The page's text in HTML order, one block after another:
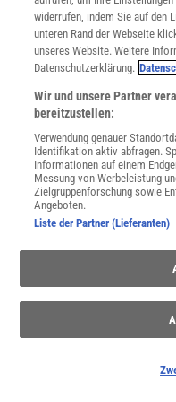
Synthetische Biologie| »Wir
Natur nie erreicht hat«
Ticktack| Erste Atomkernuhr
»Die dunkle Seite des
Phasenübergang|
Wasser in 2D|
chaotisch
Mathematik der
Problem – Mensch oder KI?
widerrufen, indem Sie auf den
unteren Rand der Webseite
unseres Website. Weitere
Datenschutzerklärung.
Wir und unsere Partner
bereitzustellen:
Verwendung genauer
Identifikation aktiv abfragen.
Informationen auf einem
Messung von Werbeleistung
Zielgruppenforschung sowie
Angeboten.
Liste der Partner (Lieferanten)